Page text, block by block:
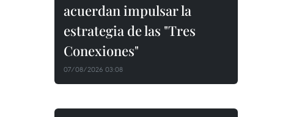
acuerdan impulsar la
estrategia de las "Tres
Conexiones"
07/08/2026 03:08